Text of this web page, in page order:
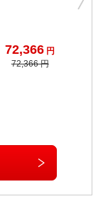
72,366 円
72,366 円